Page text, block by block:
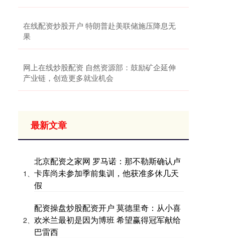
在线配资炒股开户 特朗普赴美联储施压降息无
果
网上在线炒股配资 自然资源部：鼓励矿企延伸
产业链，创造更多就业机会
最新文章
1、
北京配资之家网 罗马诺：那不勒斯确认卢
卡库尚未参加季前集训，他获准多休几天
假
2、
配资操盘炒股配资开户 莫德里奇：从小喜
欢米兰最初是因为博班 希望赢得冠军献给
巴雷西